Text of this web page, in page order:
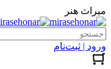
میراث هنر
ورود | ثبت‌نام